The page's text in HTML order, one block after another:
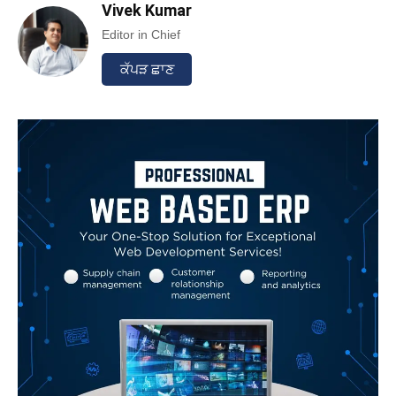
Vivek Kumar
Editor in Chief
ਕੱਪੜ ਛਾਣ